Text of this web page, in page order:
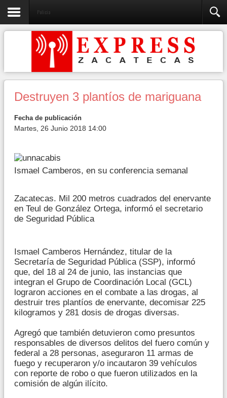
Policia
Destruyen 3 plantíos de mariguana
Fecha de publicación
Martes, 26 Junio 2018 14:00
Ismael Camberos, en su conferencia semanal
Zacatecas. Mil 200 metros cuadrados del enervante
en Teul de González Ortega, informó el secretario
de Seguridad Pública
Ismael Camberos Hernández, titular de la
Secretaría de Seguridad Pública (SSP), informó
que, del 18 al 24 de junio, las instancias que
integran el Grupo de Coordinación Local (GCL)
lograron acciones en el combate a las drogas, al
destruir tres plantíos de enervante, decomisar 225
kilogramos y 281 dosis de drogas diversas.
Agregó que también detuvieron como presuntos
responsables de diversos delitos del fuero común y
federal a 28 personas, aseguraron 11 armas de
fuego y recuperaron y/o incautaron 39 vehículos
con reporte de robo o que fueron utilizados en la
comisión de algún ilícito.